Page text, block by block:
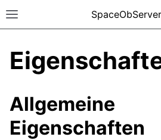
SpaceObServer
Allgemeine
Eigenschaften